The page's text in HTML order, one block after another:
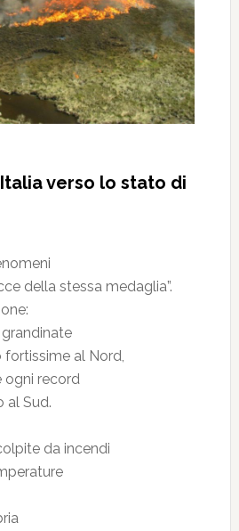
verso lo stato di
della stessa medaglia”.
fortissime al Nord,
ogni record
al Sud.
da incendi